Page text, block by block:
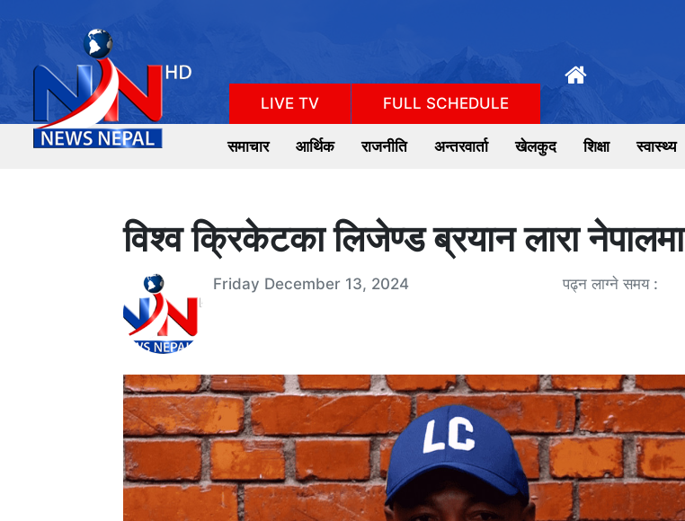
समाचार आर्थिक राजनीति अन्तरवार्ता खेलकुद शिक्षा स्वास्थ्य
LIVE TV FULL SCHEDULE
विश्व क्रिकेटका लिजेण्ड ब्रयान लारा नेपालमा
Friday December 13, 2024 पढ्न लाग्ने समय :